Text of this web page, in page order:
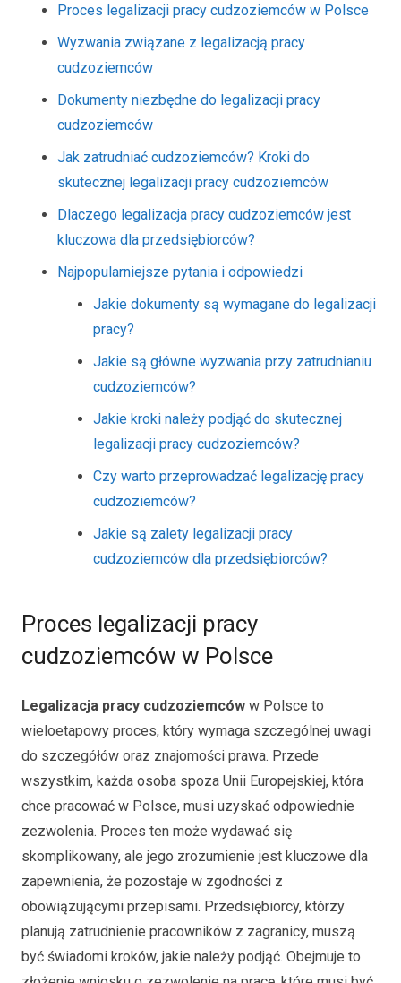
Proces legalizacji pracy cudzoziemców w Polsce
Wyzwania związane z legalizacją pracy
cudzoziemców
Dokumenty niezbędne do legalizacji pracy
cudzoziemców
Jak zatrudniać cudzoziemców? Kroki do
skutecznej legalizacji pracy cudzoziemców
Dlaczego legalizacja pracy cudzoziemców jest
kluczowa dla przedsiębiorców?
Najpopularniejsze pytania i odpowiedzi
Jakie dokumenty są wymagane do legalizacji
pracy?
Jakie są główne wyzwania przy zatrudnianiu
cudzoziemców?
Jakie kroki należy podjąć do skutecznej
legalizacji pracy cudzoziemców?
Czy warto przeprowadzać legalizację pracy
cudzoziemców?
Jakie są zalety legalizacji pracy
cudzoziemców dla przedsiębiorców?
Proces legalizacji pracy
cudzoziemców w Polsce
Legalizacja pracy cudzoziemców w Polsce to
wieloetapowy proces, który wymaga szczególnej uwagi
do szczegółów oraz znajomości prawa. Przede
wszystkim, każda osoba spoza Unii Europejskiej, która
chce pracować w Polsce, musi uzyskać odpowiednie
zezwolenia. Proces ten może wydawać się
skomplikowany, ale jego zrozumienie jest kluczowe dla
zapewnienia, że pozostaje w zgodności z
obowiązującymi przepisami. Przedsiębiorcy, którzy
planują zatrudnienie pracowników z zagranicy, muszą
być świadomi kroków, jakie należy podjąć. Obejmuje to